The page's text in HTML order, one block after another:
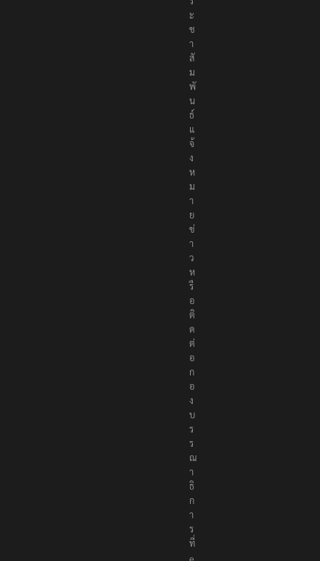
ะ
ช
า
สั
ม
พั
น
ธ์
แ
จ้
ง
ห
ม
า
ย
ข่
า
ว
ห
รื
อ
ติ
ด
ต่
อ
ก
อ
ง
บ
ร
ร
ณ
า
ธิ
ก
า
ร
ที่